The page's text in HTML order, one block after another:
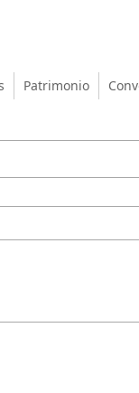
las
Patrimonio